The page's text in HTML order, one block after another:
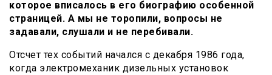
которое вписалось в его биографию особенной
страницей. А мы не торопили, вопросы не
задавали, слушали и не перебивали.
Отсчет тех событий начался с декабря 1986 года,
когда электромеханик дизельных установок